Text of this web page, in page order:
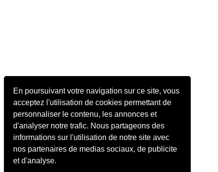
En poursuivant votre navigation sur ce site, vous
acceptez l'utilisation de cookies permettant de
personnaliser le contenu, les annonces et
d'analyser notre trafic. Nous partageons des
informations sur l'utilisation de notre site avec
nos partenaires de medias sociaux, de publicite
et d'analyse.